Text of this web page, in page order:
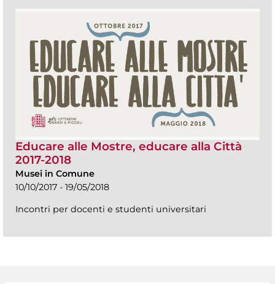
Educare alle Mostre, educare alla Città
2017-2018
Musei in Comune
10/10/2017 - 19/05/2018
Incontri per docenti e studenti universitari